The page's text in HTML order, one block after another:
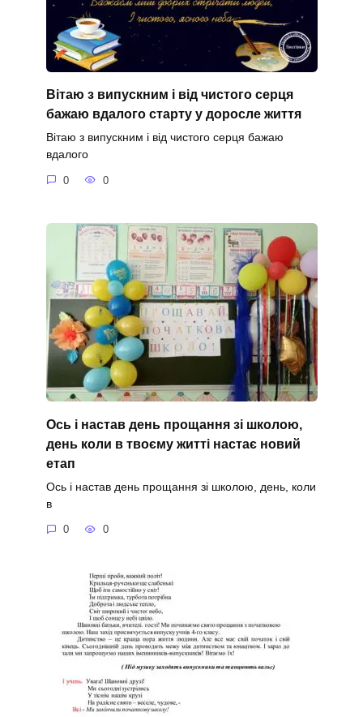
Вітаю з випускним і від чистого серця
бажаю вдалого старту у доросле життя
Вітаю з випускним і від чистого серця бажаю
вдалого
0 0
Ось і настав день прощання зі школою,
день коли в твоєму житті настає новий
етап
Ось і настав день прощання зі школою, день, коли
в
0 0